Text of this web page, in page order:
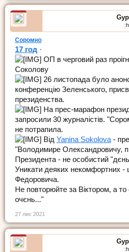
Соромно
17 год ·
ОП в черговий раз
Соколову
26 листопада було
конференцію Зеленського,
президенства.
На прес-марафон
запросили 30 журналістів.
не потрапила.
Від Yanina Sokolova -
"Володимире Олександровичу,
Президента - не особистий
Уникати деяких некомфортних -
Федоровича.
Не повторюйте за Віктором, а
очєнь..."
27 лис 2021